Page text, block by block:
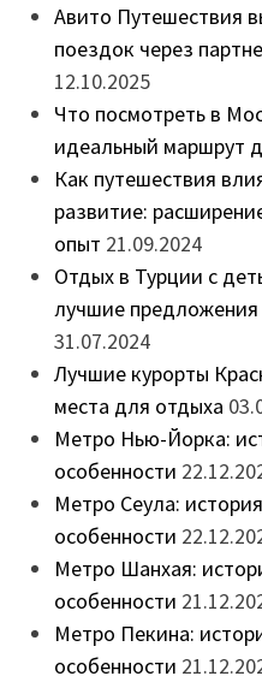
Авито Путешествия
поездок через
12.10.2025
Что посмотреть в
идеальный маршрут
Как путешествия
развитие:
опыт 21.09.2024
Отдых в Турции с
лучшие
31.07.2024
Лучшие курорты
места для отдыха
Метро Нью-Йорка:
особенности
Метро Сеула:
особенности
Метро Шанхая:
особенности
Метро Пекина:
особенности